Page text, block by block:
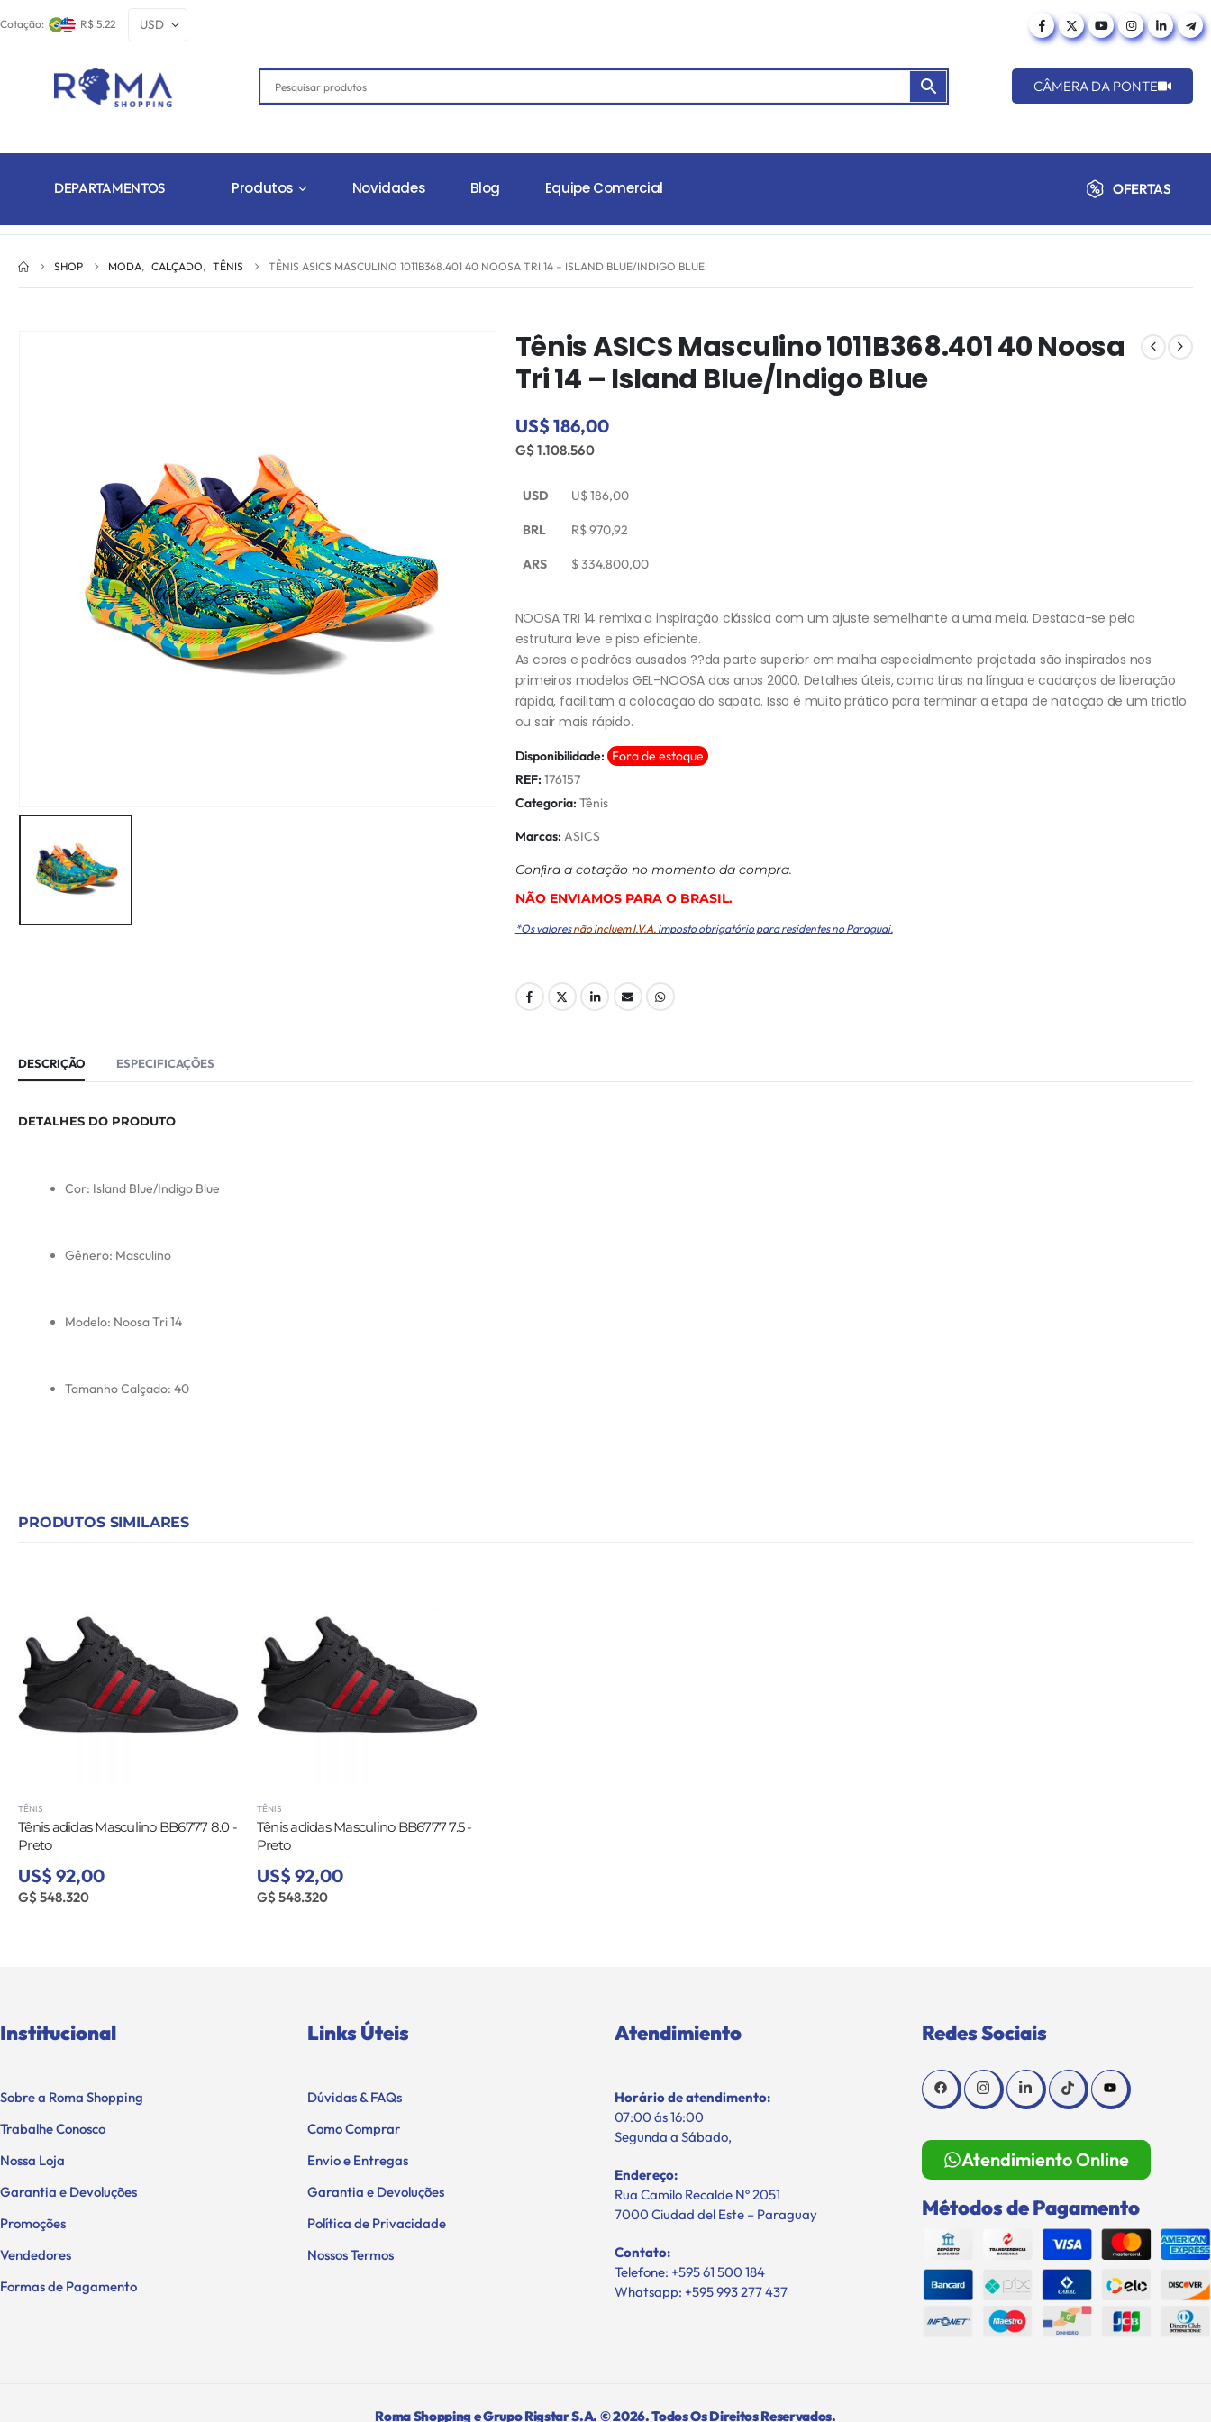
Cotação: R$ 5.22
CÂMERA DA PONTE
DEPARTAMENTOS Produtos Novidades Blog Equipe Comercial OFERTAS
SHOP MODA, CALÇADO, TÊNIS TÊNIS ASICS MASCULINO 1011B368.401 40 NOOSA TRI 14 – ISLAND BLUE/INDIGO BLUE
Tênis ASICS Masculino 1011B368.401 40 Noosa
Tri 14 – Island Blue/Indigo Blue
US$ 186,00
G$ 1.108.560
USD U$186,00
BRL R$970,92
ARS $334.800,00
NOOSA TRI 14 remixa a inspiração clássica com um ajuste semelhante a uma meia. Destaca-se pela
estrutura leve e piso eficiente.
As cores e padrões ousados ??da parte superior em malha especialmente projetada são inspirados nos
primeiros modelos GEL-NOOSA dos anos 2000. Detalhes úteis, como tiras na língua e cadarços de liberação
rápida, facilitam a colocação do sapato. Isso é muito prático para terminar a etapa de natação de um triatlo
ou sair mais rápido.
Disponibilidade: Fora de estoque
REF: 176157
Categoria: Tênis
Marcas: ASICS
Conﬁra a cotação no momento da compra.
NÃO ENVIAMOS PARA O BRASIL.
*Os valoresnão incluem I.V.A. imposto obrigatório para residentes no Paraguai.
DESCRIÇÃO ESPECIFICAÇÕES
DETALHES DO PRODUTO
Cor: Island Blue/Indigo Blue
Gênero: Masculino
Modelo: Noosa Tri 14
Tamanho Calçado: 40
PRODUTOS SIMILARES
TÊNIS
Tênis adidas Masculino BB6777 8.0 -
Preto
US$ 92,00
G$ 548.320
TÊNIS
Tênis adidas Masculino BB6777 7.5 -
Preto
US$ 92,00
G$ 548.320
Institucional
Sobre a Roma Shopping
Trabalhe Conosco
Nossa Loja
Garantia e Devoluções
Promoções
Vendedores
Formas de Pagamento
Links Úteis
Dúvidas & FAQs
Como Comprar
Envio e Entregas
Garantia e Devoluções
Política de Privacidade
Nossos Termos
Atendimiento
Horário de atendimento:
07:00 ás 16:00
Segunda a Sábado,
Endereço:
Rua Camilo Recalde Nº 2051
7000 Ciudad del Este – Paraguay
Contato:
Telefone: +595 61 500 184
Whatsapp: +595 993 277 437
Redes Sociais
Atendimiento Online
Métodos de Pagamento
Roma Shopping e Grupo Rigstar S.A. © 2026. Todos Os Direitos Reservados.